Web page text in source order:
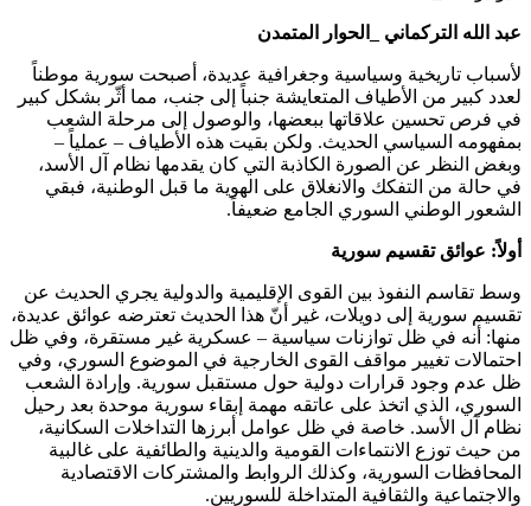
عبد الله التركماني _الحوار المتمدن
لأسباب تاريخية وسياسية وجغرافية عديدة، أصبحت سورية موطناً
لعدد كبير من الأطياف المتعايشة جنباً إلى جنب، مما أثّر بشكل كبير
في فرص تحسين علاقاتها ببعضها، والوصول إلى مرحلة الشعب
بمفهومه السياسي الحديث. ولكن بقيت هذه الأطياف – عملياً –
وبغض النظر عن الصورة الكاذبة التي كان يقدمها نظام آل الأسد،
في حالة من التفكك والانغلاق على الهوية ما قبل الوطنية، فبقي
الشعور الوطني السوري الجامع ضعيفاً.
أولاً: عوائق تقسيم سورية
وسط تقاسم النفوذ بين القوى الإقليمية والدولية يجري الحديث عن
تقسيم سورية إلى دويلات، غير أنّ هذا الحديث تعترضه عوائق عديدة،
منها: أنه في ظل توازنات سياسية – عسكرية غير مستقرة، وفي ظل
احتمالات تغيير مواقف القوى الخارجية في الموضوع السوري، وفي
ظل عدم وجود قرارات دولية حول مستقبل سورية. وإرادة الشعب
السوري، الذي اتخذ على عاتقه مهمة إبقاء سورية موحدة بعد رحيل
نظام آل الأسد. خاصة في ظل عوامل أبرزها التداخلات السكانية،
من حيث توزع الانتماءات القومية والدينية والطائفية على غالبية
المحافظات السورية، وكذلك الروابط والمشتركات الاقتصادية
والاجتماعية والثقافية المتداخلة للسوريين.